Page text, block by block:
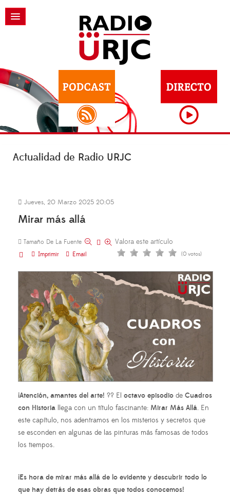
Actualidad de Radio URJC
Jueves, 20 Marzo 2025 20:05
Mirar más allá
Tamaño De La Fuente
Imprimir
Email
Valora este artículo
(0 votos)
¡Atención, amantes del arte! ?? El octavo episodio de Cuadros
con Historia llega con un título fascinante: Mirar Más Allá. En
este capítulo, nos adentramos en los misterios y secretos que
se esconden en algunas de las pinturas más famosas de todos
los tiempos.
¡Es hora de mirar más allá de lo evidente y descubrir todo lo
que hay detrás de esas obras que todos conocemos!